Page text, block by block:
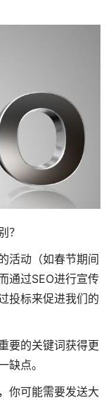
？
活动（如春节期间
通过SEO进行宣传
投标来促进我们的
要的关键词获得更
缺点。
你可能需要发送大